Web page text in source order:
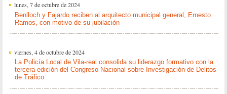
lunes, 7 de octubre de 2024
Benlloch y Fajardo reciben al arquitecto municipal general, Ernesto
Ramos, con motivo de su jubilación
viernes, 4 de octubre de 2024
La Policía Local de Vila-real consolida su liderazgo formativo con la
tercera edición del Congreso Nacional sobre Investigación de Delitos
de Tráfico